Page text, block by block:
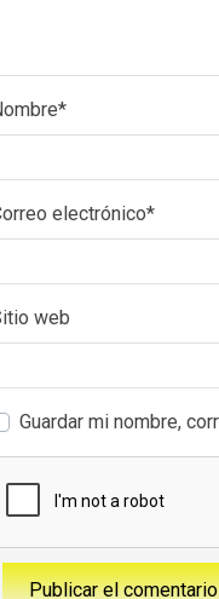
*
electrónico*
web
Guardar mi nombre,